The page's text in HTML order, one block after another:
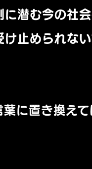
に潜む今の社
け止められな
に置き換えて